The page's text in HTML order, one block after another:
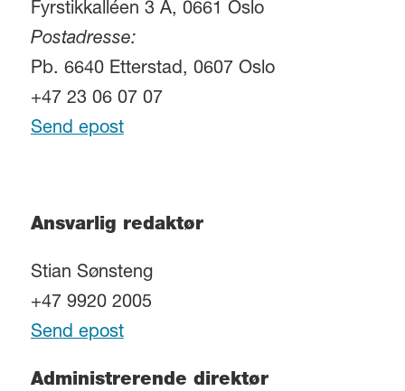
Fyrstikkalléen 3 A, 0661 Oslo
Postadresse:
Pb. 6640 Etterstad, 0607 Oslo
+47 23 06 07 07
Send epost
Ansvarlig redaktør
Stian Sønsteng
+47 9920 2005
Send epost
Administrerende direktør